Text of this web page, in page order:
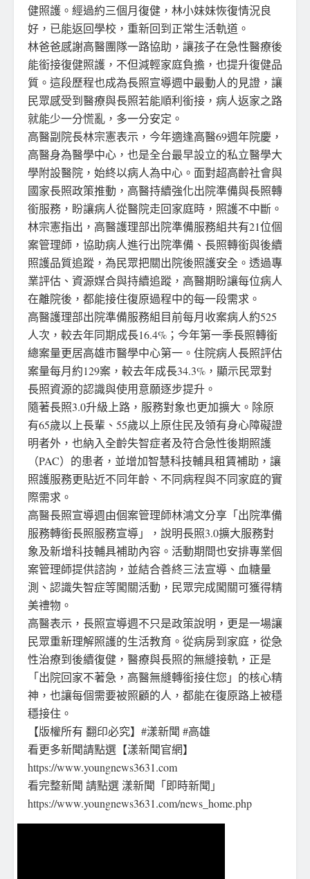
健照護。經過約三個月復健，林小妹妹恢復情況良
好，已能返回學校，重新回到正常生活軌道。
林爸爸感謝高醫團隊一路協助，讓孩子在急性醫療後
能銜接復健照護，不但減輕家庭負擔，也提升復健品
質。這段歷程也成為長照宣導週中最動人的見證，讓
民眾感受到醫療與長照若能順利銜接，病人返家之路
就能少一分慌亂，多一分安定。
高醫副院長林宗憲表示，今年適逢高醫69週年院慶，
高醫身為醫學中心，也是全台最早設立的私立醫學大
學附設醫院，始終以病人為中心。面對超高齡社會與
國家長照政策推動，高醫持續強化出院準備與長照轉
銜服務，盼讓病人從醫院走回家庭時，照護不中斷。
林宗憲指出，高醫護理部出院準備服務組共有21位個
案管理師，協助病人進行出院準備、長照轉銜與後續
照護品質追蹤，為民眾把關出院後照護安全。透過專
業評估、資源媒合與持續追蹤，高醫期盼讓每位病人
在離院後，都能接住復原過程中的每一段需求。
高醫護理部出院準備服務組目前每月收案病人約525
人次，較去年同期成長16.4%；今年第一季長照轉銜
總案量更居高雄市醫學中心第一。住院病人長照評估
案量每月約129案，較去年成長34.3%，顯示民眾對
長照資源的認識與使用意願逐步提升。
隨著長照3.0升級上路，服務對象也更加擴大。除原
有65歲以上長輩、55歲以上原住民及領有身心障礙證
明者外，也納入全齡失智症者及符合急性後期照護
（PAC）的患者，並增加智慧科技輔具租賃補助，讓
照護服務更貼近不同年齡、不同病程與不同家庭的實
際需求。
高醫長照宣導週由個案管理師林鴻文分享「出院準備
服務轉銜長照服務宣導」，說明長照3.0擴大服務對
象及新增科技輔具補助內容。活動期間也安排專業個
案管理師提供諮詢，並結合善終三法宣導、血糖量
測、認識失智症等闖關活動，民眾完成闖關可獲得精
美禮物。
高醫表示，長照宣導週不只是政策說明，更是一場讓
民眾重新理解照護的生活教育。從病房到家庭，從急
性治療到後續復健，醫療與長照的無縫接軌，正是
「出院回家不著急，高醫無縫轉銜接住您」的核心精
神，也讓每個需要被照顧的人，都能在復原路上被穩
穩接住。
【版權所有 翻印必究】#漾新聞 #高雄
看更多新聞請點選【漾新聞官網】
https://www.youngnews3631.com
看完整新聞 請點選 漾新聞「即時新聞」
https://www.youngnews3631.com/news_home.php